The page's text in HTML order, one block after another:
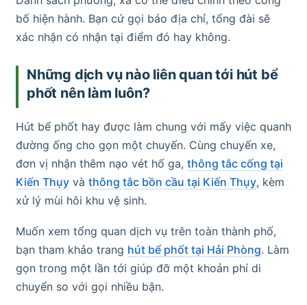
bố hiện hành. Bạn cứ gọi báo địa chỉ, tổng đài sẽ
xác nhận có nhận tại điểm đó hay không.
Những dịch vụ nào liên quan tới hút bể
phốt nên làm luôn?
Hút bể phốt hay được làm chung với mấy việc quanh
đường ống cho gọn một chuyến. Cùng chuyến xe,
đơn vị nhận thêm nạo vét hố ga, thông tắc cống tại
Kiến Thụy và thông tắc bồn cầu tại Kiến Thụy, kèm
xử lý mùi hôi khu vệ sinh.
Muốn xem tổng quan dịch vụ trên toàn thành phố,
bạn tham khảo trang hút bể phốt tại Hải Phòng. Làm
gọn trong một lần tới giúp đỡ một khoản phí di
chuyển so với gọi nhiều bận.